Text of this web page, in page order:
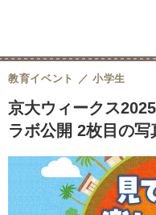
京大ウィークス
ラボ公開 2枚目の写
教育イベント 小学生